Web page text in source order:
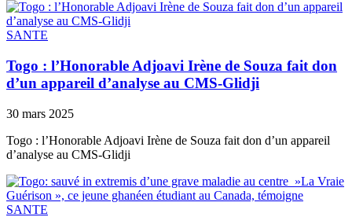
SANTE
Togo : l’Honorable Adjoavi Irène de Souza fait don
d’un appareil d’analyse au CMS-Glidji
30 mars 2025
Togo : l’Honorable Adjoavi Irène de Souza fait don d’un appareil
d’analyse au CMS-Glidji
SANTE